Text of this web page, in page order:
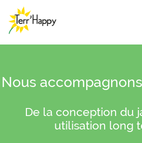
Nous
De la conception du
utilisation long